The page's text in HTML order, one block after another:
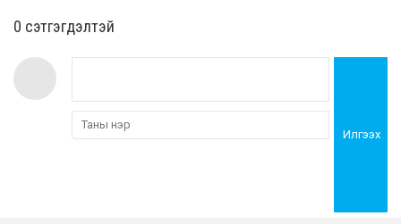
0 cэтгэгдэлтэй
Илгээх